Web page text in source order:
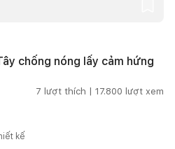
chống nóng lấy cảm hứng
7 lượt thích | 17.800 lượt xem
kế